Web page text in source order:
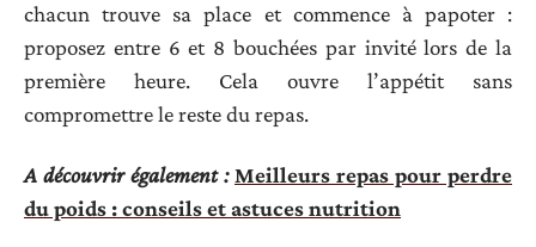
chacun trouve sa place et commence à papoter :
proposez entre 6 et 8 bouchées par invité lors de la
première heure. Cela ouvre l’appétit sans
compromettre le reste du repas.
A découvrir également : Meilleurs repas pour perdre
du poids : conseils et astuces nutrition